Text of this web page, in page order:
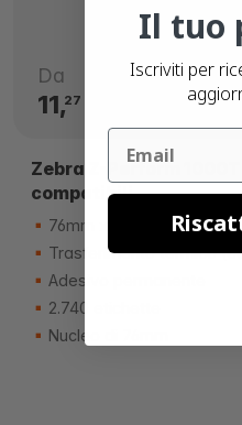
Da
11,27
Zebra Z-Perform 1000T
compatibili
76mm x 51mm
Trasferimento termico
Adesivo permanente
2.740 etichette
Nucleo di 76mm
Il tuo
Iscriviti per
Email